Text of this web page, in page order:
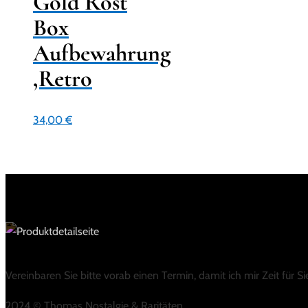
Box
Aufbewahrung
,Retro
34,00€
Vereinbaren Sie bitte vorab einen Termin, damit ich mir Zeit für